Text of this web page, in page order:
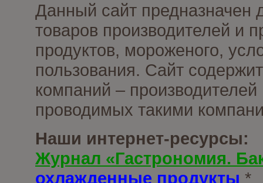
Данный сайт предназначен
товаров производителей и
продуктов, мороженого,
пользования. Сайт
компаний –
проводимых такими
Наши интернет-ресурсы:
Журнал «Гастрономия.
охлажденные продукты *